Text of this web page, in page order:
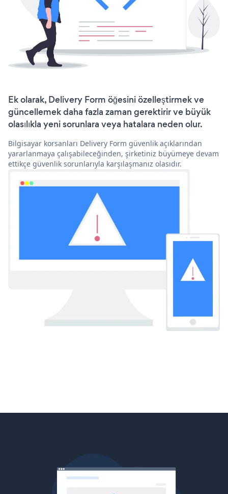
Ek olarak, Delivery Form öğesini özelleştirmek ve
güncellemek daha fazla zaman gerektirir ve büyük
olasılıkla yeni sorunlara veya hatalara neden olur.
Bilgisayar korsanları Delivery Form güvenlik açıklarından
yararlanmaya çalışabileceğinden, şirketiniz büyümeye devam
ettikçe güvenlik sorunlarıyla karşılaşmanız olasıdır.